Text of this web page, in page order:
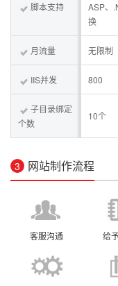
脚本支持
ASP、
换
月流量 无限制
IIS并发 800
子目录绑定
个数
10个
3 网站制作流程
客服沟通 给